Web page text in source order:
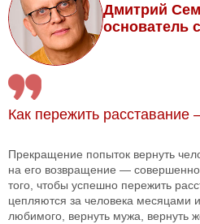
Дмитрий
основатель
Как пережить расставание
Прекращение попыток вернуть
на его возвращение —
того, чтобы успешно пережить
цепляются за человека месяцами
любимого, вернуть мужа, вернуть